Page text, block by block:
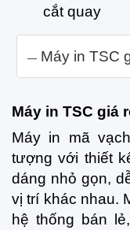
cắt quay
Máy in TSC
Máy in TSC giá
Máy in mã
tượng với thiết
dáng nhỏ gọn,
vị trí khác nhau.
hệ thống bán